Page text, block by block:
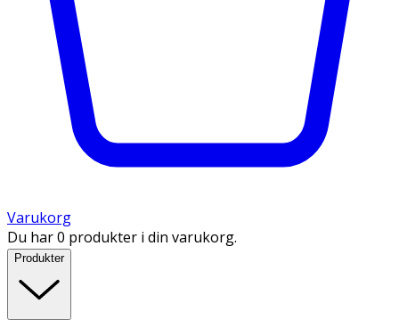
Varukorg
Du har 0 produkter i din varukorg.
Produkter